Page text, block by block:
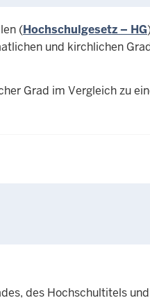
(Hochschulgesetz – HG
und kirchlichen
Grad im Vergleich zu
des Hochschultitels